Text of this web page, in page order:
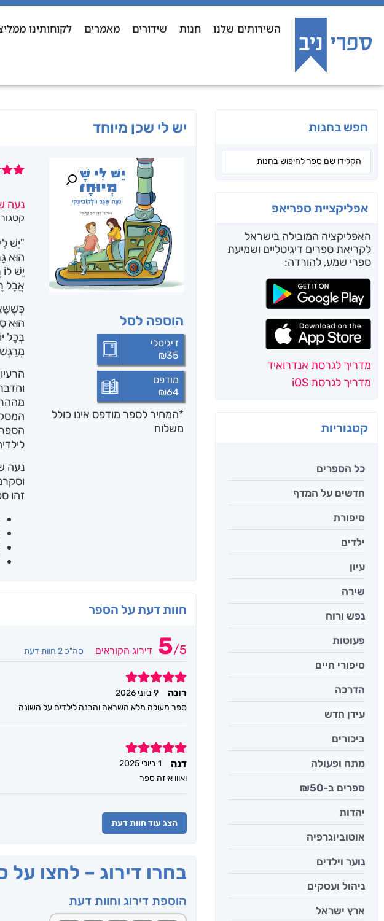
השירותים שלנו חנות שידורים מאמרים לקוחותינו
חפש בחנות
אפליקציית ספריאפ
האפליקציה המובילה בישראל
לקריאת ספרים דיגיטליים ושמיעת
ספרי שמע, להורדה:
מדריך לגרסת אנדרואיד
מדריך לגרסת iOS
קטגוריות
כל הספרים
חדשים על המדף
סיפורת
ילדים
עיון
שירה
נפש ורוח
פעוטות
סיפורי חיים
הדרכה
עידן חדש
ביכורים
מתח ופעולה
ספרים ב-₪50
יהדות
אוטוביוגרפיה
נוער וילדים
ניהול ועסקים
ארץ ישראל
יש לי שכן מיוחד
הוספה לסל
דיגיטלי
₪35
מודפס
₪64
*המחיר לספר מודפס אינו כולל
משלוח
נעה
"יֵשׁ
הוּא
יֵשׁ
אֲבָל
הוּא
בְּכָל
נעה
זהו
חוות דעת על הספר
5/5 דירוג הקוראים סה"כ 2 חוות דעת
5
רונה
9 ביוני 2026
ספר מעולה מלא השראה והבנה לילדים על השונה
5
דנה
1 ביולי 2025
ואווו איזה ספר
הצג עוד חוות דעת
בחרו דירוג – לחצו
הוספת דירוג וחוות דעת